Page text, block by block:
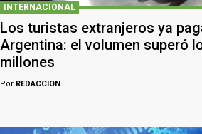
INTERNACIONAL
Los turistas extranjeros ya
Argentina: el volumen superó
millones
Por REDACCION